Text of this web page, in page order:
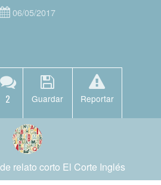
06/05/2017
2 Guardar Reportar
relato corto El Corte Inglés